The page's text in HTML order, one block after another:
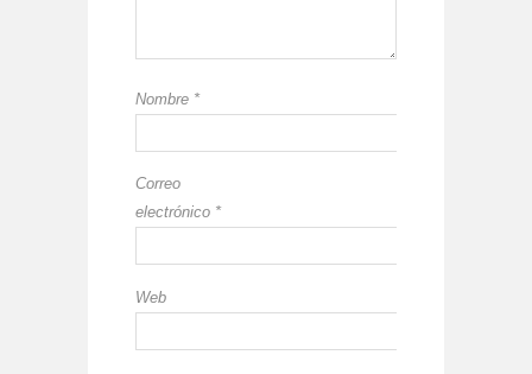
Nombre *
Correo
electrónico *
Web